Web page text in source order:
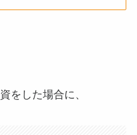
をした場合に、